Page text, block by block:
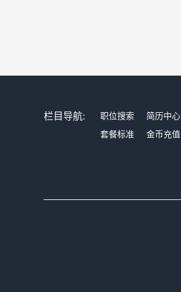
栏目导航: 职位搜索 简历中心
套餐标准
金币充值